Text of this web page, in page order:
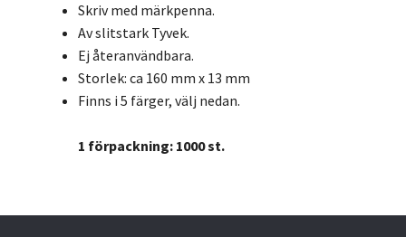
Skriv med märkpenna.
Av slitstark Tyvek.
Ej återanvändbara.
Storlek: ca 160 mm x 13 mm
Finns i 5 färger, välj nedan.
1 förpackning: 1000 st.